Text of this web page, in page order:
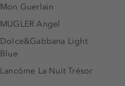
Mon Guerlain
MUGLER Angel
Dolce&Gabbana Light
Blue
Lancôme La Nuit Trésor